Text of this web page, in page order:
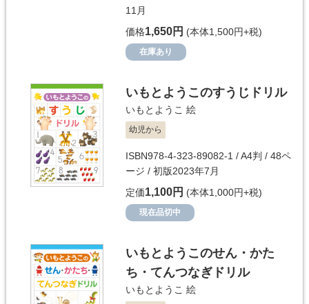
11月
価格1,650円 (本体1,500円+税)
在庫あり
いもとようこのすうじドリル
いもとようこ 絵
幼児から
ISBN978-4-323-89082-1 / A4判 / 48ペ
ージ / 初版2023年7月
定価1,100円 (本体1,000円+税)
現在品切中
いもとようこのせん・かた
ち・てんつなぎドリル
いもとようこ 絵